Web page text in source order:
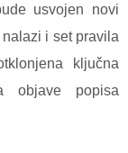
usvojen novi
i set pravila
ključna
objave popisa